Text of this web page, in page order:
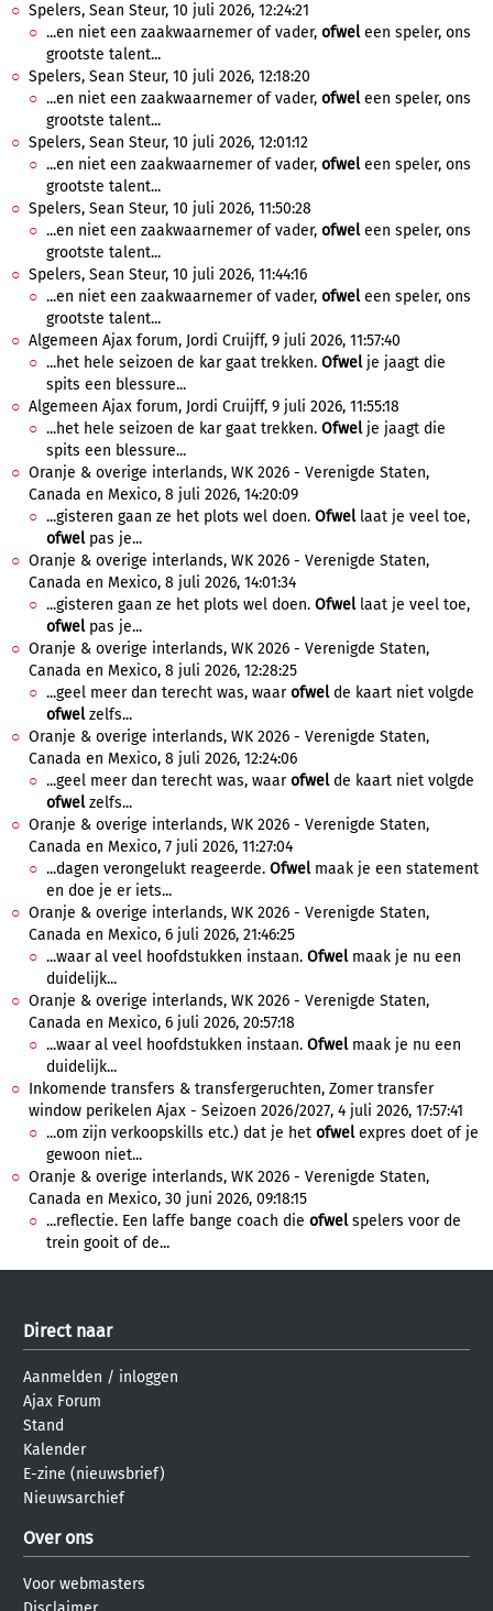
Spelers, Sean Steur, 10 juli 2026, 12:24:21
...en niet een zaakwaarnemer of vader, ofweleen speler, ons
grootste talent...
Spelers, Sean Steur, 10 juli 2026, 12:18:20
...en niet een zaakwaarnemer of vader, ofweleen speler, ons
grootste talent...
Spelers, Sean Steur, 10 juli 2026, 12:01:12
...en niet een zaakwaarnemer of vader, ofweleen speler, ons
grootste talent...
Spelers, Sean Steur, 10 juli 2026, 11:50:28
...en niet een zaakwaarnemer of vader, ofweleen speler, ons
grootste talent...
Spelers, Sean Steur, 10 juli 2026, 11:44:16
...en niet een zaakwaarnemer of vader, ofweleen speler, ons
grootste talent...
Algemeen Ajax forum, Jordi Cruijff, 9 juli 2026, 11:57:40
...het hele seizoen de kar gaat trekken. Ofwelje jaagt die
spits een blessure...
Algemeen Ajax forum, Jordi Cruijff, 9 juli 2026, 11:55:18
...het hele seizoen de kar gaat trekken. Ofwelje jaagt die
spits een blessure...
Oranje & overige interlands, WK 2026 - Verenigde Staten,
Canada en Mexico, 8 juli 2026, 14:20:09
...gisteren gaan ze het plots wel doen. Ofwellaat je veel toe,
ofwelpas je...
Oranje & overige interlands, WK 2026 - Verenigde Staten,
Canada en Mexico, 8 juli 2026, 14:01:34
...gisteren gaan ze het plots wel doen. Ofwellaat je veel toe,
ofwelpas je...
Oranje & overige interlands, WK 2026 - Verenigde Staten,
Canada en Mexico, 8 juli 2026, 12:28:25
...geel meer dan terecht was, waarofwelde kaart niet volgde
ofwelzelfs...
Oranje & overige interlands, WK 2026 - Verenigde Staten,
Canada en Mexico, 8 juli 2026, 12:24:06
...geel meer dan terecht was, waarofwelde kaart niet volgde
ofwelzelfs...
Oranje & overige interlands, WK 2026 - Verenigde Staten,
Canada en Mexico, 7 juli 2026, 11:27:04
...dagen verongelukt reageerde. Ofwelmaak je een statement
en doe je er iets...
Oranje & overige interlands, WK 2026 - Verenigde Staten,
Canada en Mexico, 6 juli 2026, 21:46:25
...waar al veel hoofdstukken instaan. Ofwelmaak je nu een
duidelijk...
Oranje & overige interlands, WK 2026 - Verenigde Staten,
Canada en Mexico, 6 juli 2026, 20:57:18
...waar al veel hoofdstukken instaan. Ofwelmaak je nu een
duidelijk...
Inkomende transfers & transfergeruchten, Zomer transfer
window perikelen Ajax - Seizoen 2026/2027, 4 juli 2026, 17:57:41
...om zijn verkoopskills etc.) dat je het ofwelexpres doet of je
gewoon niet...
Oranje & overige interlands, WK 2026 - Verenigde Staten,
Canada en Mexico, 30 juni 2026, 09:18:15
...reflectie. Een laffe bange coach die ofwelspelers voor de
trein gooit of de...
Direct naar
Aanmelden / inloggen
Ajax Forum
Stand
Kalender
E-zine (nieuwsbrief)
Nieuwsarchief
Over ons
Voor webmasters